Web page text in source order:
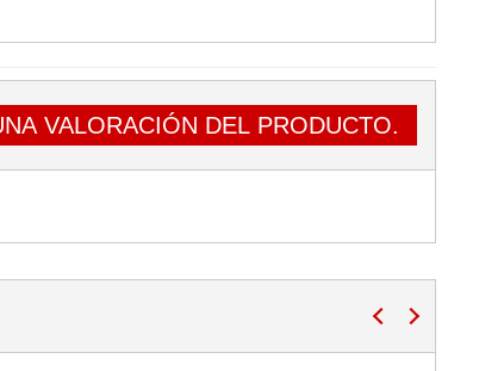
VALORACIÓN DEL PRODUCTO.